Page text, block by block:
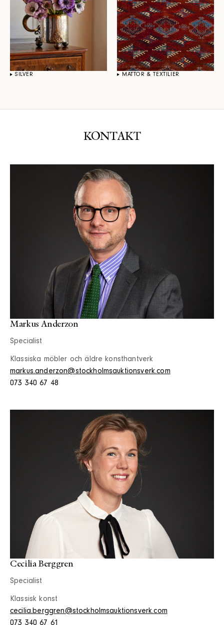
SILVER MATTOR & TEXTILIER
KONTAKT
Markus Anderzon
Specialist
Klassiska möbler och äldre konsthantverk
markus.anderzon@stockholmsauktionsverk.com
073 340 67 48
Cecilia Berggren
Specialist
Klassisk konst
cecilia.berggren@stockholmsauktionsverk.com